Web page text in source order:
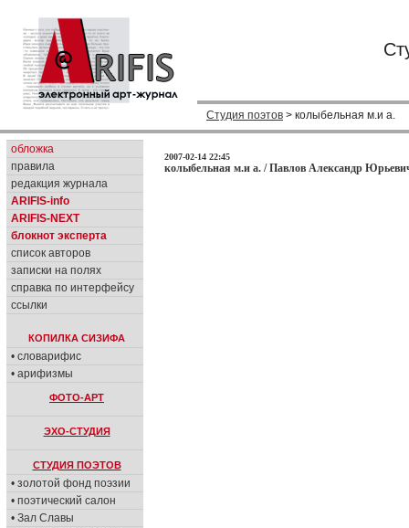
Студия поэтов > колыбельная м.и а.
обложка
правила
редакция журнала
ARIFIS-info
ARIFIS-NEXT
блокнот эксперта
список авторов
записки на полях
справка по интерфейсу
ссылки
КОПИЛКА СИЗИФА
• словарифис
• арифизмы
ФОТО-АРТ
ЭХО-СТУДИЯ
СТУДИЯ ПОЭТОВ
• золотой фонд поэзии
• поэтический салон
• Зал Славы
2007-02-14 22:45
колыбельная м.и а. / Павлов Александр